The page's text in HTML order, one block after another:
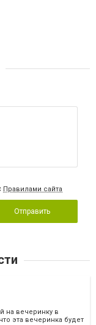
Правилами сайта
Отправить
на вечеринку в
эта вечеринка будет